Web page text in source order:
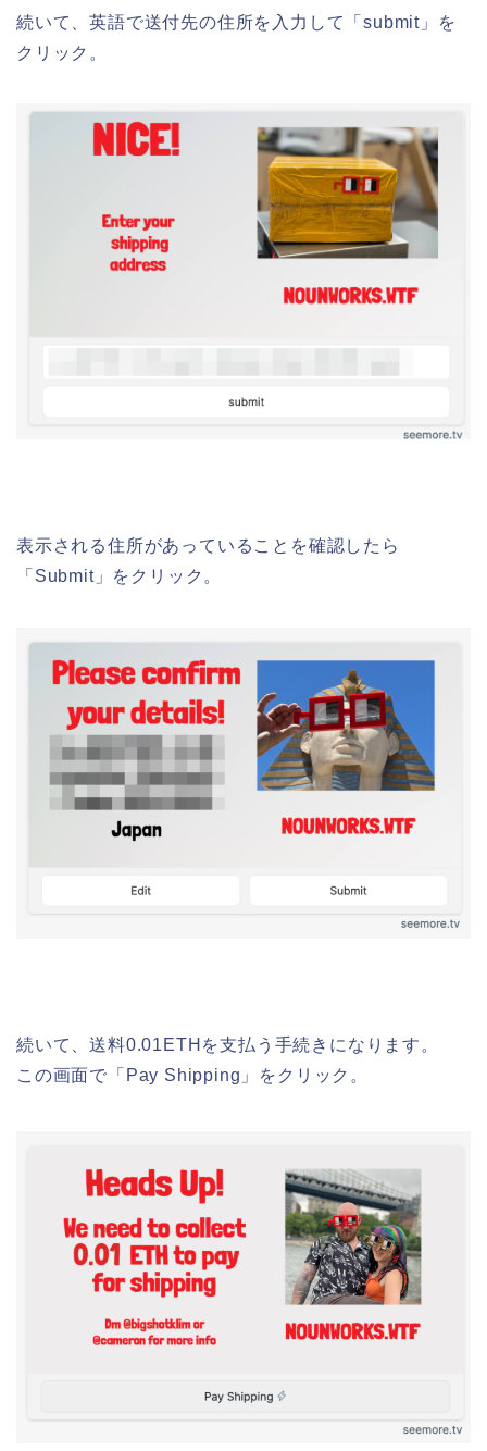
続いて、英語で送付先の住所を入力して「submit」を
クリック。
表示される住所があっていることを確認したら
「Submit」をクリック。
続いて、送料0.01ETHを支払う手続きになります。
この画面で「Pay Shipping」をクリック。